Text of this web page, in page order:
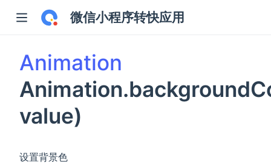
微信小程序转快应用
Animation
value)
设置背景色